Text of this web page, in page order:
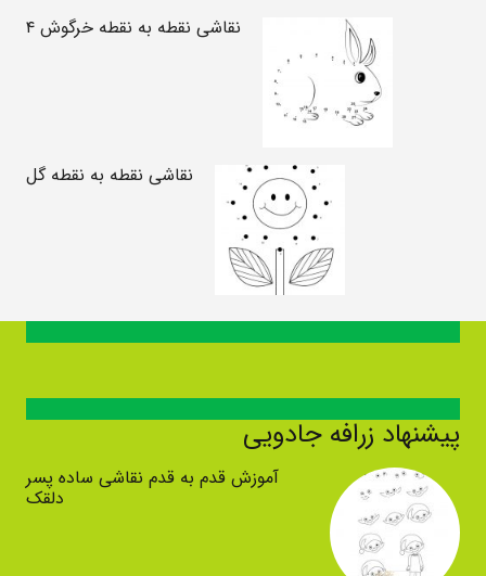
نقاشی نقطه به نقطه خرگوش ۴
نقاشی نقطه به نقطه گل
پیشنهاد زرافه جادویی
آموزش قدم به قدم نقاشی ساده پسر
دلقک